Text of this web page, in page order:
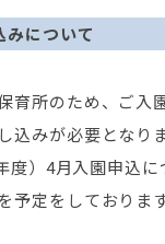
みについて
育所のため、ご入
込みが必要となりま
度）4月入園申込に
予定をしております